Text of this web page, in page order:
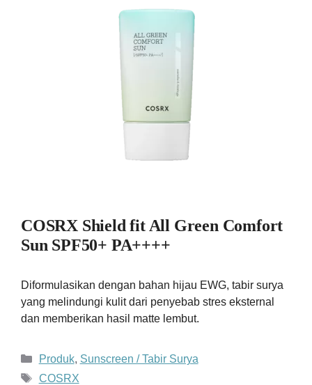
COSRX Shield fit All Green Comfort
Sun SPF50+ PA++++
Diformulasikan dengan bahan hijau EWG, tabir surya
yang melindungi kulit dari penyebab stres eksternal
dan memberikan hasil matte lembut.
Kategori
Produk, Sunscreen / Tabir Surya
Tag
COSRX